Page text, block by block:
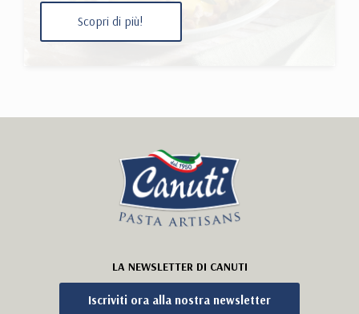
Scopri di più!
LA NEWSLETTER DI CANUTI
Iscriviti ora alla nostra newsletter